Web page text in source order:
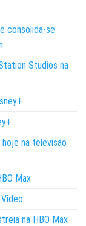
consolida-se
Studios na
na televisão
Max
na HBO Max